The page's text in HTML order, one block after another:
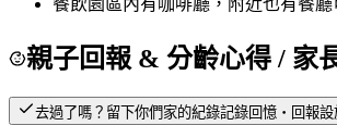
餐飲園區內有咖啡廳，附近也有餐廳
親子回報 & 分齡心得 / 家
去過了嗎？留下你們家的紀錄記錄回憶・回報